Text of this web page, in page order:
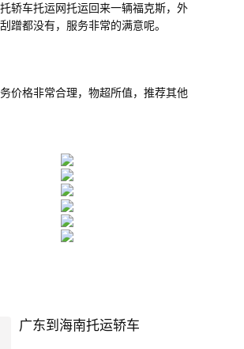
轿车托运网托运回来一辆福克斯，外
蹭都没有，服务非常的满意呢。
价格非常合理，物超所值，推荐其他
广东到海南托运轿车